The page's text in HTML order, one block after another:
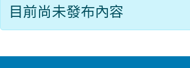
目前尚未發布內容